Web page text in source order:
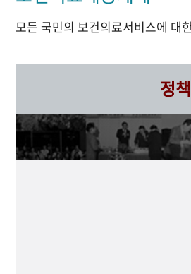
모든 국민의 보건의료서비스에 대
정